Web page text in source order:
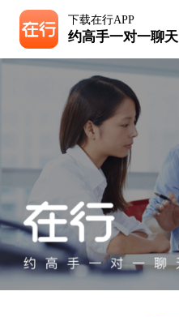
下载在行APP
约高手一对一聊天